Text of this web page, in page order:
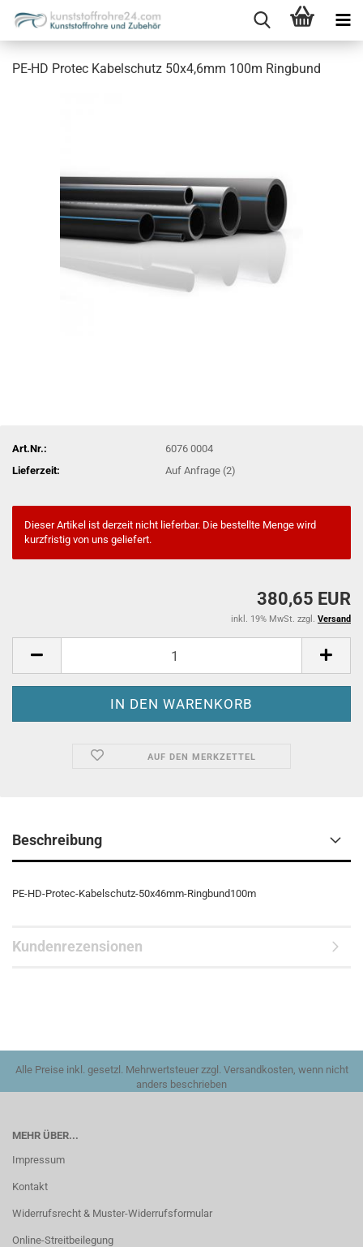
PE-HD Protec Kabelschutz 50x4,6mm 100m Ringbund
Art.Nr.:
6076 0004
Lieferzeit:
Auf Anfrage (2)
Dieser Artikel ist derzeit nicht lieferbar. Die bestellte Menge wird
kurzfristig von uns geliefert.
380,65 EUR
inkl. 19% MwSt. zzgl. Versand
AUF DEN MERKZETTEL
Beschreibung
PE-HD-Protec-Kabelschutz-50x46mm-Ringbund100m
Kundenrezensionen
Alle Preise inkl. gesetzl. Mehrwertsteuer zzgl. Versandkosten, wenn nicht
anders beschrieben
MEHR ÜBER...
Impressum
Kontakt
Widerrufsrecht & Muster-Widerrufsformular
Online-Streitbeilegung